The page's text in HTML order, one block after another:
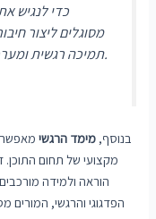
כדי לנגיש
מסוגלים ליצור
תמיכה רגשית ומערכתית ברגעים של קושי או אי בניית הבנה.
בנוסף, מימד הרגשימאפשר
מקצועי של תחום
הוראה ולמידה
הפדגוגי והרגשי,